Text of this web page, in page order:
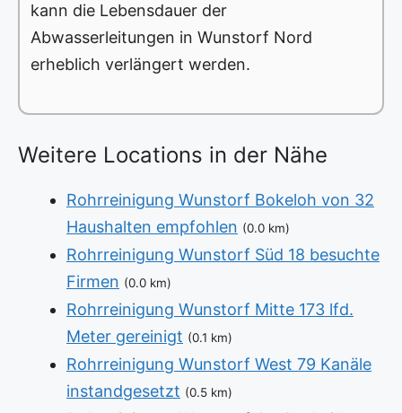
kann die Lebensdauer der
Abwasserleitungen in Wunstorf Nord
erheblich verlängert werden.
Weitere Locations in der Nähe
Rohrreinigung Wunstorf Bokeloh von 32
Haushalten empfohlen (0.0 km)
Rohrreinigung Wunstorf Süd 18 besuchte
Firmen (0.0 km)
Rohrreinigung Wunstorf Mitte 173 lfd.
Meter gereinigt (0.1 km)
Rohrreinigung Wunstorf West 79 Kanäle
instandgesetzt (0.5 km)